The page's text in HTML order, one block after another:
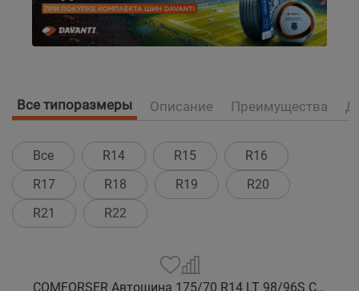
Все типоразмеры Описание Преимущества
Все R14 R15
R16
R17
R18 R19
R20
R21
R22
COMFORSER Автошина 175/70 R14 LT 98/96S CF1100 10PR RWL лето